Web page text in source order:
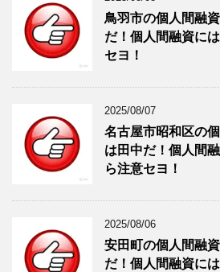
鳥羽市の個人間融
だ！個人間融資に
セヨ！
2025/08/07
名古屋市昭和区の
は田中だ！個人間
ら注意セヨ！
2025/08/06
安田町の個人間融
だ！個人間融資に